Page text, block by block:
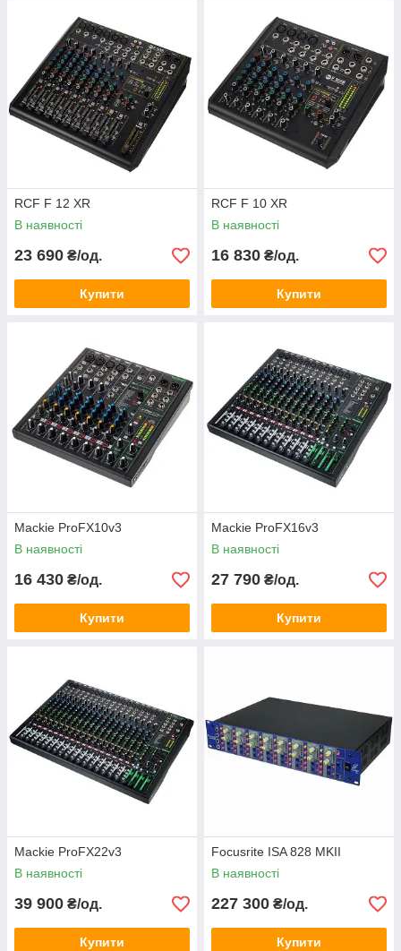
RCF F 12 XR
В наявності
23 690 ₴/од.
Купити
RCF F 10 XR
В наявності
16 830 ₴/од.
Купити
Mackie ProFX10v3
В наявності
16 430 ₴/од.
Купити
Mackie ProFX16v3
В наявності
27 790 ₴/од.
Купити
Mackie ProFX22v3
В наявності
39 900 ₴/од.
Купити
Focusrite ISA 828 MKII
В наявності
227 300 ₴/од.
Купити